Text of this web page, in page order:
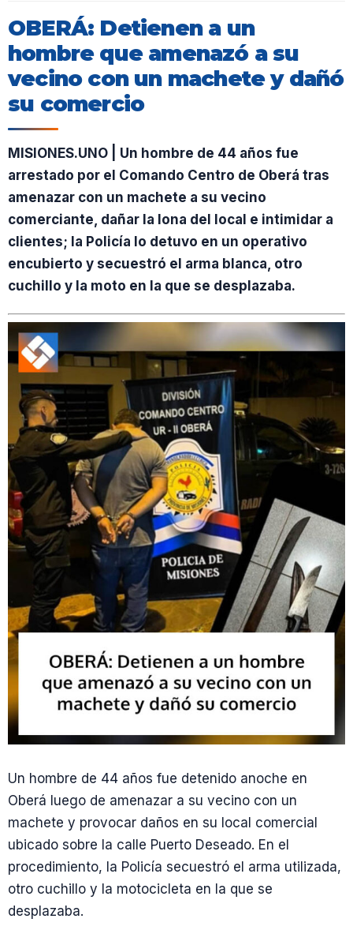
OBERÁ: Detienen a un
hombre que amenazó a su
vecino con un machete y dañó
su comercio
MISIONES.UNO | Un hombre de 44 años fue
arrestado por el Comando Centro de Oberá tras
amenazar con un machete a su vecino
comerciante, dañar la lona del local e intimidar a
clientes; la Policía lo detuvo en un operativo
encubierto y secuestró el arma blanca, otro
cuchillo y la moto en la que se desplazaba.
Un hombre de 44 años fue detenido anoche en
Oberá luego de amenazar a su vecino con un
machete y provocar daños en su local comercial
ubicado sobre la calle Puerto Deseado. En el
procedimiento, la Policía secuestró el arma utilizada,
otro cuchillo y la motocicleta en la que se
desplazaba.